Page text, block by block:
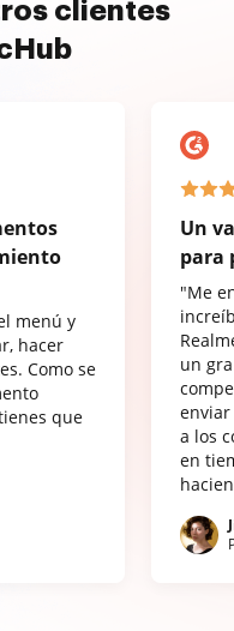
clientes
menú y
hacer
Como se
que
Un
para
"Me
un
a los
en